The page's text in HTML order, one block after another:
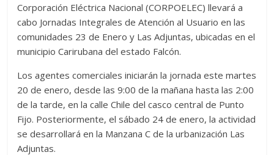
Corporación Eléctrica Nacional (CORPOELEC) llevará a
cabo Jornadas Integrales de Atención al Usuario en las
comunidades 23 de Enero y Las Adjuntas, ubicadas en el
municipio Carirubana del estado Falcón.
Los agentes comerciales iniciarán la jornada este martes
20 de enero, desde las 9:00 de la mañana hasta las 2:00
de la tarde, en la calle Chile del casco central de Punto
Fijo. Posteriormente, el sábado 24 de enero, la actividad
se desarrollará en la Manzana C de la urbanización Las
Adjuntas.